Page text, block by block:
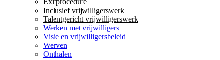
Exitprocedure
Inclusief vrijwilligerswerk
Talentgericht vrijwilligerswerk
Werken met vrijwilligers
Visie en vrijwilligersbeleid
Werven
Onthalen